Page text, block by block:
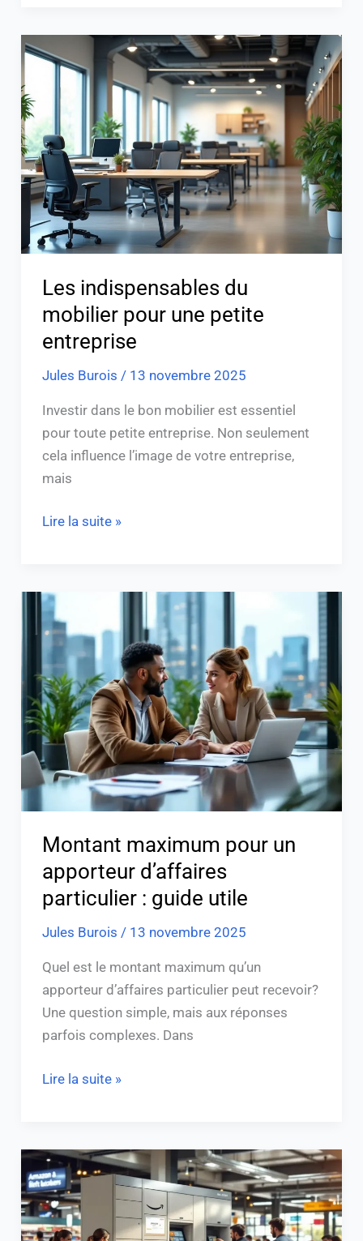
Les indispensables du
mobilier pour une petite
entreprise
Jules Burois / 13 novembre 2025
Investir dans le bon mobilier est essentiel
pour toute petite entreprise. Non seulement
cela influence l’image de votre entreprise,
mais
Les
indispensables
pour
une
petite
entreprise
Lire la suite »
Montant maximum pour un
apporteur d’affaires
particulier : guide utile
Jules Burois / 13 novembre 2025
Quel est le montant maximum qu’un
apporteur d’affaires particulier peut recevoir?
Une question simple, mais aux réponses
parfois complexes. Dans
Montant
maximum
pour
un
apporteur
d’affaires
particulier
:
guide
Lire la suite »
Comment
retirer
un
colis